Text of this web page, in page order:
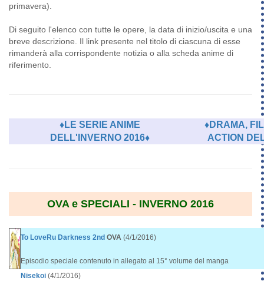
primavera).
Di seguito l'elenco con tutte le opere, la data di inizio/uscita e una
breve descrizione. Il link presente nel titolo di ciascuna di esse
rimanderà alla corrispondente notizia o alla scheda anime di
riferimento.
♦LE SERIE ANIME
DELL'INVERNO 2016♦
♦DRAMA,
ACTION
OVA e SPECIALI - INVERNO 2016
To LoveRu Darkness 2nd OVA (4/1/2016)
Episodio speciale contenuto in allegato al 15° volume del manga
Nisekoi (4/1/2016)